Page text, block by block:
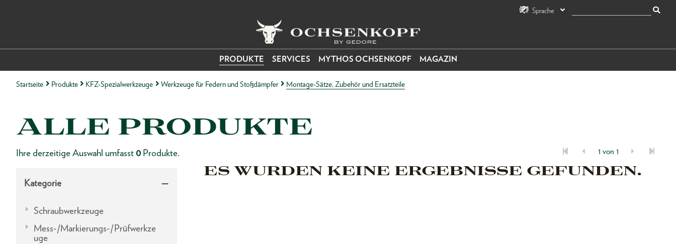
Sprache
PRODUKTE SERVICES MYTHOS OCHSENKOPF MAGAZIN
Startseite Produkte KFZ-Spezialwerkzeuge Werkzeuge für Federn und Stoßdämpfer Montage-Sätze, Zubehör und Ersatzteile
ALLE PRODUKTE
Ihre derzeitige Auswahl umfasst 0 Produkte. 1 von 1
Kategorie
Schraubwerkzeuge
Mess-/Markierungs-/Prüfwerkze
uge
ES WURDEN KEINE ERGEBNISSE GEFUNDEN.